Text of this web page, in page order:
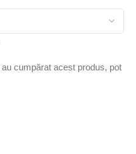
cumpărat acest produs, pot